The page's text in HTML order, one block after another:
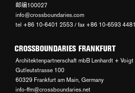
邮编100027
info@crossboundaries.com
tel +86 10-6401 2553 / fax +86 10-6593 4481
CROSSBOUNDARIES FRANKFURT
Architektenpartnerschaft mbB Lenhardt + Voigt
Gutleutstrasse 100
60329 Frankfurt am Main, Germany
info-ffm@crossboundaries.net